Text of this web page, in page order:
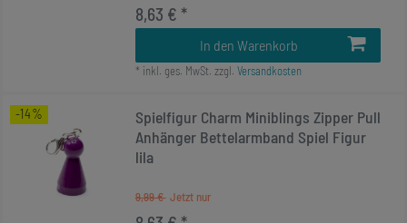
8,63 € *
In den Warenkorb
* inkl. ges. MwSt. zzgl. Versandkosten
-14%
Spielfigur Charm Miniblings Zipper Pull
Anhänger Bettelarmband Spiel Figur
lila
9,99 €